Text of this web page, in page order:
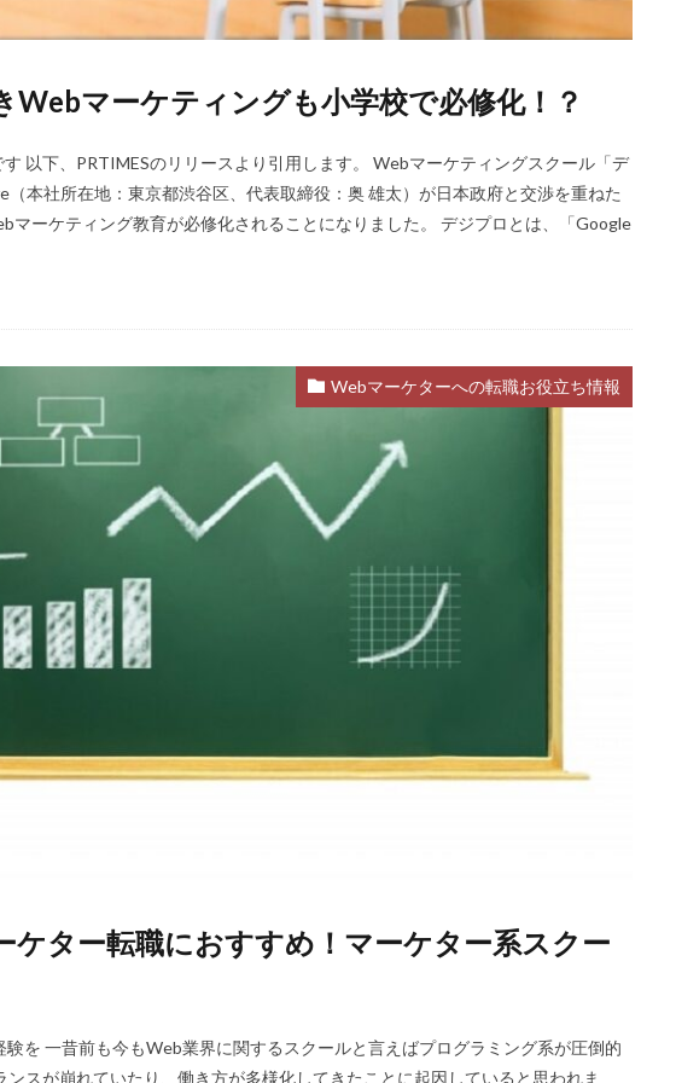
Webマーケティングも小学校で必修化！？
以下、PRTIMESのリリースより引用します。 Webマーケティングスクール「デ
本社所在地：東京都渋谷区、代表取締役：奥 雄太）が日本政府と交渉を重ねた
マーケティング教育が必修化されることになりました。 デジプロとは、「Google
Webマーケターへの転職お役立ち情報
ケター転職におすすめ！マーケター系スクー
を 一昔前も今もWeb業界に関するスクールと言えばプログラミング系が圧倒的
スが崩れていたり、働き方が多様化してきたことに起因していると思われま